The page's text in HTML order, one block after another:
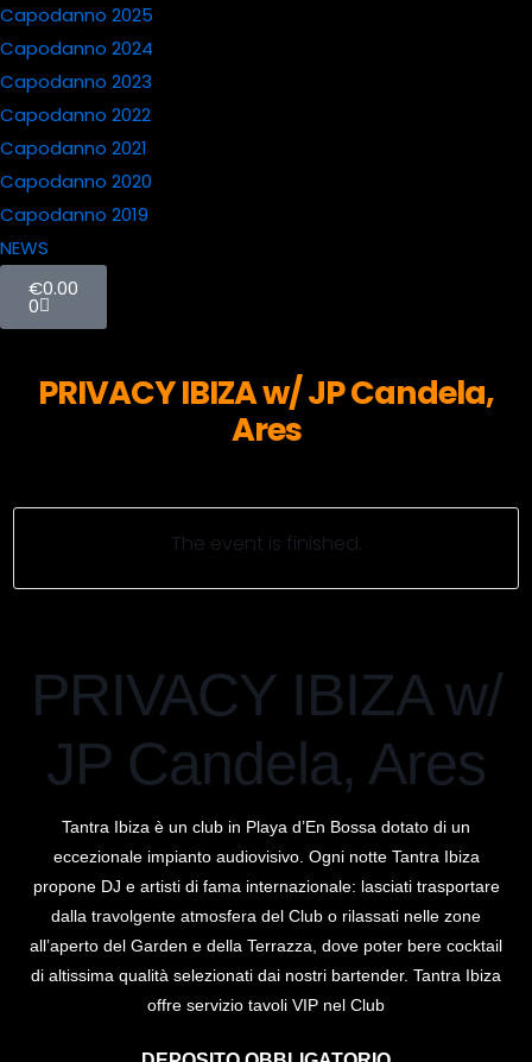
Capodanno 2025
Capodanno 2024
Capodanno 2023
Capodanno 2022
Capodanno 2021
Capodanno 2020
Capodanno 2019
NEWS
€0.00
0
PRIVACY IBIZA w/ JP Candela,
Ares
The event is finished.
PRIVACY IBIZA w/
JP Candela, Ares
Tantra Ibiza è un club in Playa d’En Bossa dotato di un
eccezionale impianto audiovisivo. Ogni notte Tantra Ibiza
propone DJ e artisti di fama internazionale: lasciati trasportare
dalla travolgente atmosfera del Club o rilassati nelle zone
all’aperto del Garden e della Terrazza, dove poter bere cocktail
di altissima qualità selezionati dai nostri bartender. Tantra Ibiza
offre servizio tavoli VIP nel Club